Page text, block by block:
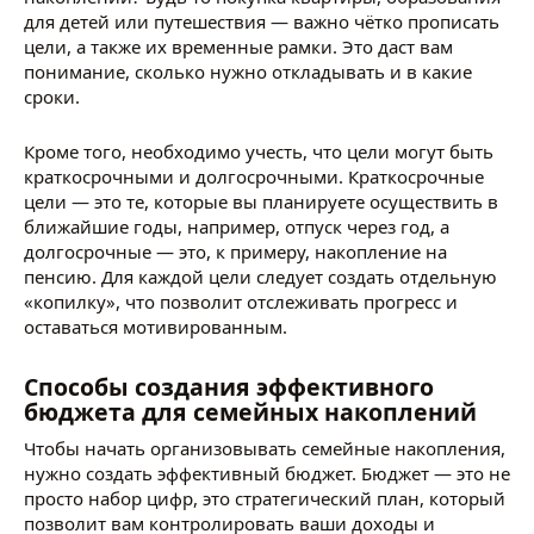
для детей или путешествия — важно чётко прописать
цели, а также их временные рамки. Это даст вам
понимание, сколько нужно откладывать и в какие
сроки.
Кроме того, необходимо учесть, что цели могут быть
краткосрочными и долгосрочными. Краткосрочные
цели — это те, которые вы планируете осуществить в
ближайшие годы, например, отпуск через год, а
долгосрочные — это, к примеру, накопление на
пенсию. Для каждой цели следует создать отдельную
«копилку», что позволит отслеживать прогресс и
оставаться мотивированным.
Способы создания эффективного
бюджета для семейных накоплений
Чтобы начать организовывать семейные накопления,
нужно создать эффективный бюджет. Бюджет — это не
просто набор цифр, это стратегический план, который
позволит вам контролировать ваши доходы и